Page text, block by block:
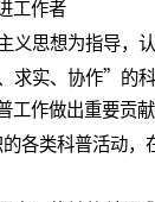
工作者
义思想为指导
求实、协作”的
作做出重要贡献
各类科普活动